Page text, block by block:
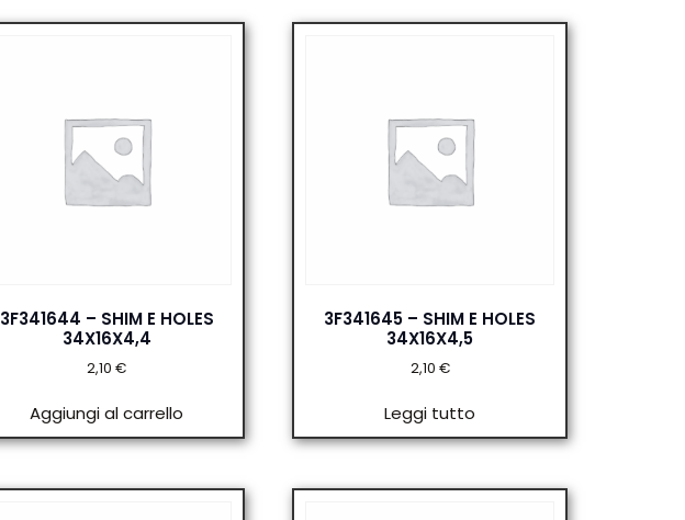
3F341644 – SHIM E HOLES
34X16X4,4
2,10€
Aggiungi al carrello
3F341645 – SHIM E HOLES
34X16X4,5
2,10 €
Leggi tutto